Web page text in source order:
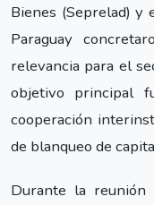
Bienes (Seprelad) y
Paraguay
relevancia para el
objetivo principal
cooperación
de blanqueo de
Durante la reunión